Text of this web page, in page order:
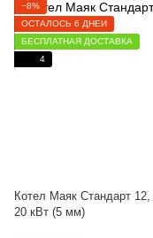
−8%
ОСТАЛОСЬ 6 ДНЕЙ
БЕСПЛАТНАЯ ДОСТАВКА
4
Котел Маяк Стандарт 12,
20 кВт (5 мм)